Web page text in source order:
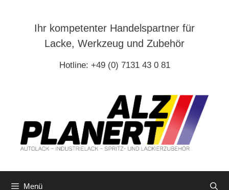
Ihr kompetenter Handelspartner für
Lacke, Werkzeug und Zubehör
Hotline: +49 (0) 7131 43 0 81
Menü